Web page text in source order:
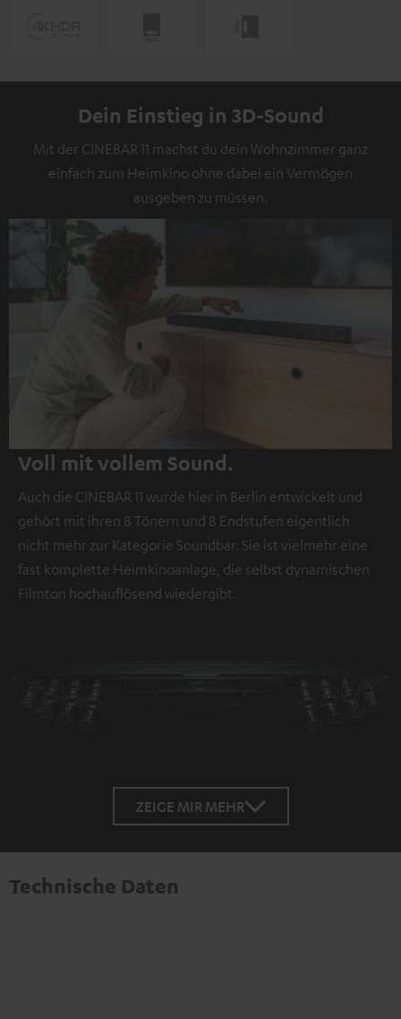
Dein Einstieg in 3D-Sound
Mit der CINEBAR 11 machst du dein Wohnzimmer ganz
einfach zum Heimkino ohne dabei ein Vermögen
ausgeben zu müssen.
Voll mit vollem Sound.
Auch die CINEBAR 11 wurde hier in Berlin entwickelt und
gehört mit ihren 8 Tönern und 8 Endstufen eigentlich
nicht mehr zur Kategorie Soundbar. Sie ist vielmehr eine
fast komplette Heimkinoanlage, die selbst dynamischen
Filmton hochauflösend wiedergibt.
ZEIGE MIR MEHR
Technische Daten